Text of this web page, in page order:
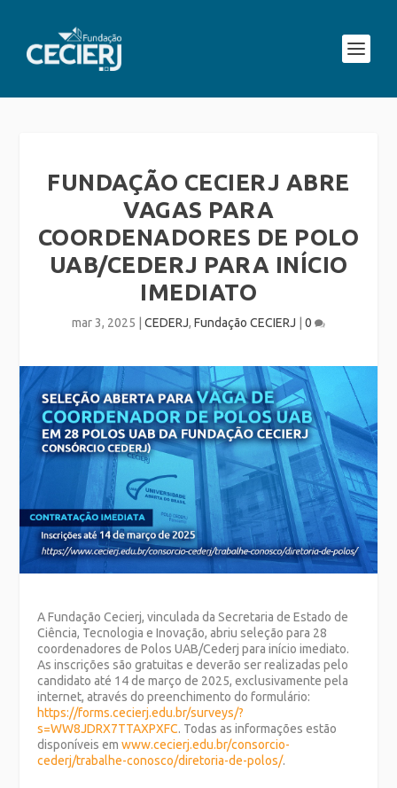
FUNDAÇÃO CECIERJ ABRE
VAGAS PARA
COORDENADORES DE POLO
UAB/CEDERJ PARA INÍCIO
IMEDIATO
mar 3, 2025 CEDERJ, Fundação CECIERJ 0
A Fundação Cecierj, vinculada da Secretaria de Estado de
Ciência, Tecnologia e Inovação, abriu seleção para 28
coordenadores de Polos UAB/Cederj para início imediato.
As inscrições são gratuitas e deverão ser realizadas pelo
candidato até 14 de março de 2025, exclusivamente pela
internet, através do preenchimento do formulário:
https://forms.cecierj.edu.br/surveys/?
s=WW8JDRX7TTAXPXFC. Todas as informações estão
disponíveis emwww.cecierj.edu.br/consorcio-
cederj/trabalhe-conosco/diretoria-de-polos/.